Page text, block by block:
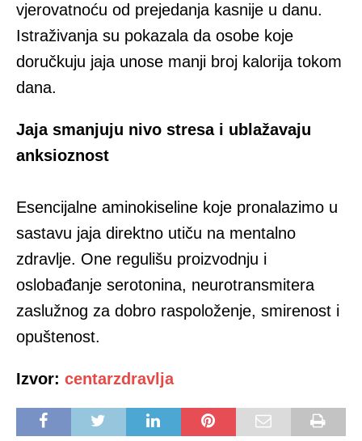
vjerovatnoću od prejedanja kasnije u danu.
Istraživanja su pokazala da osobe koje
doručkuju jaja unose manji broj kalorija tokom
dana.
Jaja smanjuju nivo stresa i ublažavaju
anksioznost
Esencijalne aminokiseline koje pronalazimo u
sastavu jaja direktno utiču na mentalno
zdravlje. One regulišu proizvodnju i
oslobađanje serotonina, neurotransmitera
zaslužnog za dobro raspoloženje, smirenost i
opuštenost.
Izvor: centarzdravlja